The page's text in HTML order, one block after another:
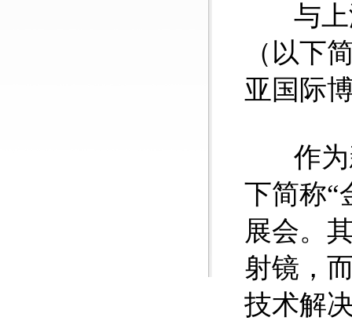
与上
（以下
亚国际
作为
下简称“
展会。
射镜，
技术解